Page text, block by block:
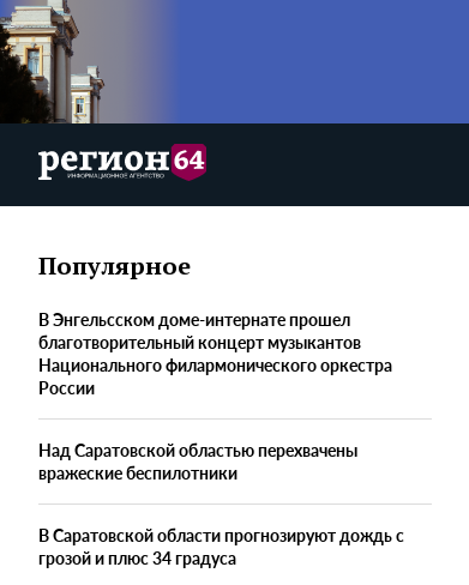
Популярное
В Энгельсском доме-интернате прошел
благотворительный концерт музыкантов
Национального филармонического оркестра
России
Над Саратовской областью перехвачены
вражеские беспилотники
В Саратовской области прогнозируют дождь с
грозой и плюс 34 градуса